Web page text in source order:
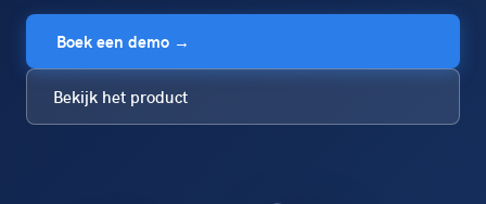
Boek een demo →
Bekijk het product